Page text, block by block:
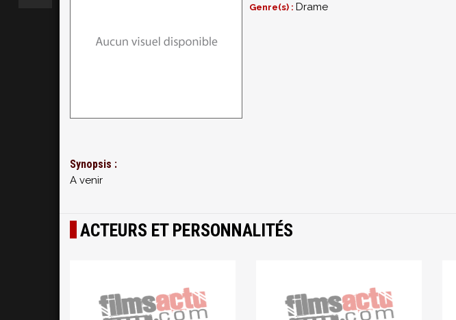
Genre(s) : Drame
Synopsis :
A venir
ACTEURS ET PERSONNALITÉS